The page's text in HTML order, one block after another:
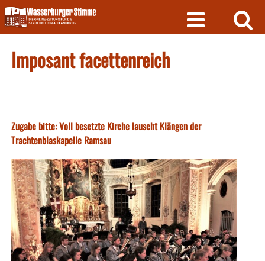
Skip
to
content
Imposant facettenreich
Zugabe bitte: Voll besetzte Kirche lauscht Klängen der
Trachtenblaskapelle Ramsau